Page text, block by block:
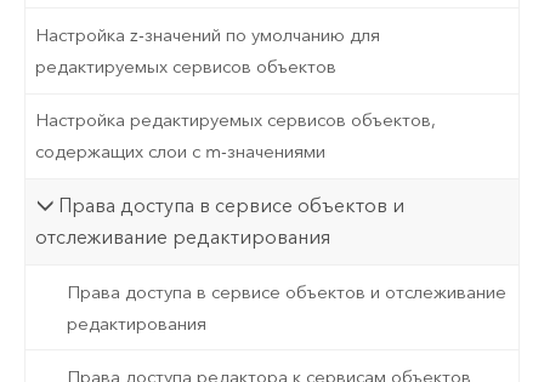
Настройка z-значений по умолчанию для
редактируемых сервисов объектов
Настройка редактируемых сервисов объектов,
содержащих слои с m-значениями
Права доступа в сервисе объектов и
отслеживание редактирования
Права доступа в сервисе объектов и отслеживание
редактирования
Права доступа редактора к сервисам объектов